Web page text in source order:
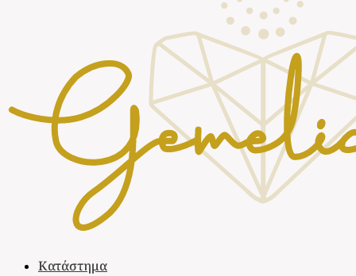
Κατάστημα